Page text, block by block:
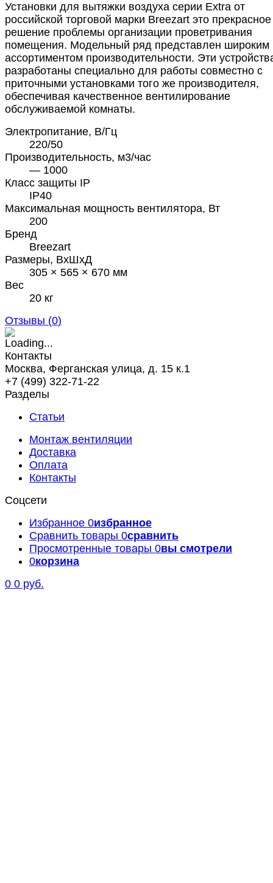
Установки для вытяжки воздуха серии Extra от
российской торговой марки Breezart это прекрасное
решение проблемы организации проветривания
помещения. Модельный ряд представлен широким
ассортиментом производительности. Эти
разработаны специально для работы совместно с
приточными установками того же производителя,
обеспечивая качественное вентилирование
обслуживаемой комнаты.
Электропитание, В/Гц
220/50
Производительность, м3/час
— 1000
Класс защиты IP
IP40
Максимальная мощность вентилятора, Вт
200
Бренд
Breezart
Размеры, ВхШхД
305 × 565 × 670 мм
Вес
20 кг
Отзывы (0)
Контакты
Москва, Ферганская улица, д. 15 к.1
+7 (499) 322-71-22
Разделы
Статьи
Монтаж вентиляции
Доставка
Оплата
Контакты
Соцсети
Избранное 0избранное
Сравнить товары 0сравнить
Просмотренные товары 0вы смотрели
0корзина
0 0 руб.